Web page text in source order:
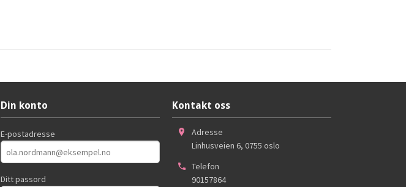
Din konto
E-postadresse
Ditt passord
Kontakt oss
Adresse
Linhusveien 6, 0755 oslo
Telefon
90157864